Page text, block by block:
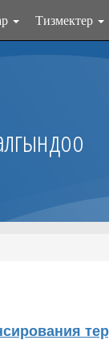
Тизмектер